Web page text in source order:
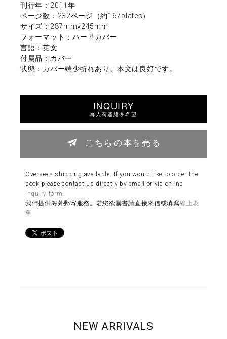
刊行年：2011年
ページ数：232ページ（約167plates）
サイズ：287mm×245mm
フォーマット：ハードカバー
言語：英文
付属品：カバー
状態：カバー端少折れあり。本文は良好です。
INQUIRY
再入荷連絡を希望
こちらの本を売る
Overseas shipping available. If you would like to order the
book please contact us directly by email or via online
inquiry form
我們提供海外郵寄服務。若您欲購書請直接來信或填寫線上表
單
NEW ARRIVALS